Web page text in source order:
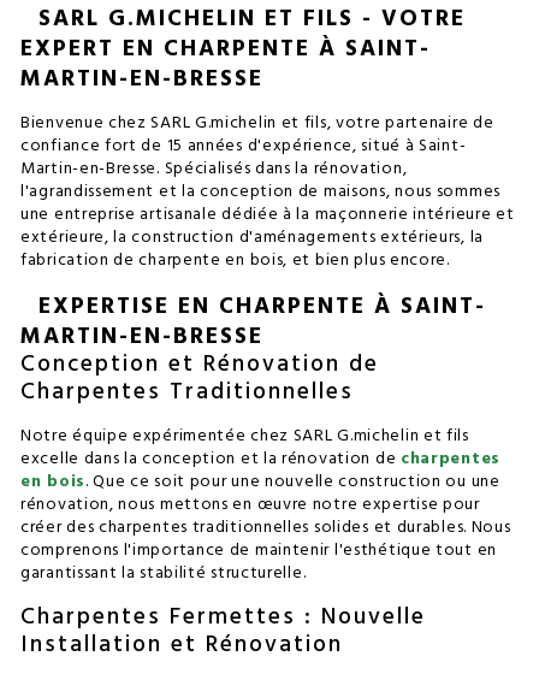
SARL G.MICHELIN ET FILS - VOTRE
EXPERT EN CHARPENTE À SAINT-
MARTIN-EN-BRESSE
Bienvenue chez SARL G.michelin et fils, votre partenaire de
confiance fort de 15 années d'expérience, situé à Saint-
Martin-en-Bresse. Spécialisés dans la rénovation,
l'agrandissement et la conception de maisons, nous sommes
une entreprise artisanale dédiée à la maçonnerie intérieure et
extérieure, la construction d'aménagements extérieurs, la
fabrication de charpente en bois, et bien plus encore.
EXPERTISE EN CHARPENTE À SAINT-
MARTIN-EN-BRESSE
Conception et Rénovation de
Charpentes Traditionnelles
Notre équipe expérimentée chez SARL G.michelin et fils
excelle dans la conception et la rénovation de charpentes
en bois. Que ce soit pour une nouvelle construction ou une
rénovation, nous mettons en œuvre notre expertise pour
créer des charpentes traditionnelles solides et durables. Nous
comprenons l'importance de maintenir l'esthétique tout en
garantissant la stabilité structurelle.
Charpentes Fermettes : Nouvelle
Installation et Rénovation